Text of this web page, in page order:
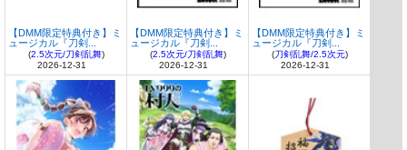
【DMM限定特典付き】ミ
ュージカル『刀剣...
(2.5次元/刀剣乱舞)
2026-12-31
【DMM限定特典付き】ミ
ュージカル『刀剣...
(2.5次元/刀剣乱舞)
2026-12-31
【DMM限定特典付き】ミ
ュージカル『刀剣...
(刀剣乱舞/2.5次元)
2026-12-31